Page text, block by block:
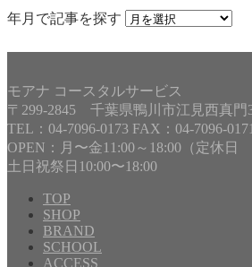
年月で記事を探す
モアナ コースタルサービス
〒299-2845 千葉県鴨川市江見西真門
TEL：04-7096-0173 FAX：04-7096-0171
OPEN：月〜金11:00～18:00（定休日
土日祝祭日10:00〜18:00
TOP
SHOP
BRAND
SCHOOL
ACCESS